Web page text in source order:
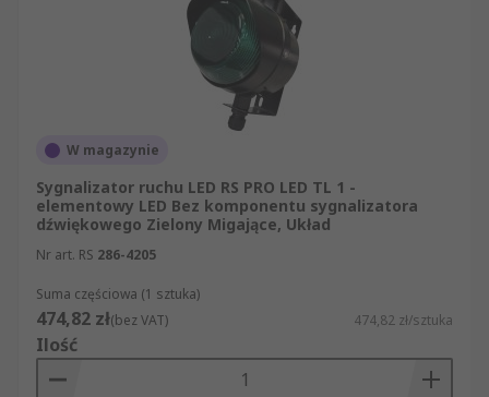
W magazynie
Sygnalizator ruchu LED RS PRO LED TL 1 -
elementowy LED Bez komponentu sygnalizatora
dźwiękowego Zielony Migające, Układ
Nr art. RS 286-4205
Suma częściowa (1 sztuka)
474,82 zł(bez VAT) 474,82 zł/sztuka
Ilość